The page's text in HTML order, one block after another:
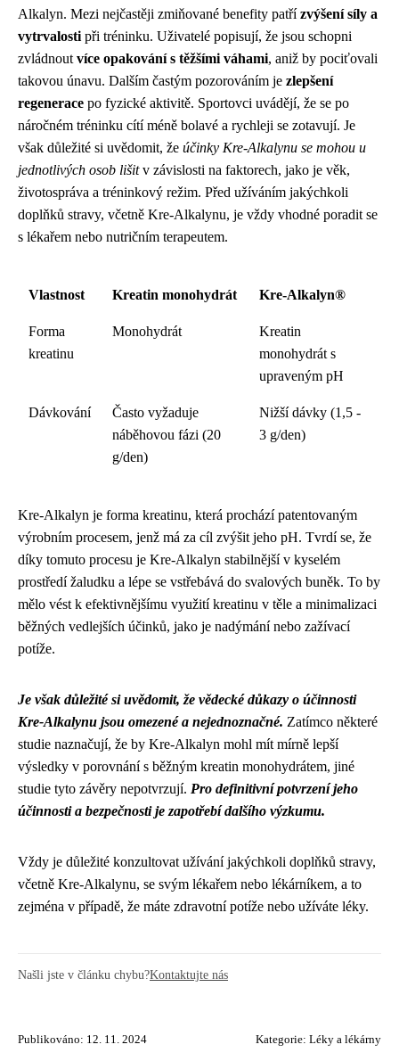
Alkalyn. Mezi nejčastěji zmiňované benefity patřízvýšení síly a
vytrvalosti při tréninku. Uživatelé popisují, že jsou schopni
zvládnout více opakování s těžšími váhami, aniž by pociťovali
takovou únavu. Dalším častým pozorováním je zlepšení
regenerace po fyzické aktivitě. Sportovci uvádějí, že se po
náročném tréninku cítí méně bolavé a rychleji se zotavují. Je
však důležité si uvědomit, že účinky Kre-Alkalynu se mohou u
jednotlivých osob lišitv závislosti na faktorech, jako je věk,
životospráva a tréninkový režim. Před užíváním jakýchkoli
doplňků stravy, včetně Kre-Alkalynu, je vždy vhodné poradit se
s lékařem nebo nutričním terapeutem.
Vlastnost Kreatin monohydrát Kre-Alkalyn®
Forma
kreatinu
Monohydrát
Kreatin
monohydrát s
upraveným pH
Dávkování
Často vyžaduje
náběhovou fázi (20
g/den)
Nižší dávky (1,5 -
3 g/den)
Kre-Alkalyn je forma kreatinu, která prochází patentovaným
výrobním procesem, jenž má za cíl zvýšit jeho pH. Tvrdí se, že
díky tomuto procesu je Kre-Alkalyn stabilnější v kyselém
prostředí žaludku a lépe se vstřebává do svalových buněk. To by
mělo vést k efektivnějšímu využití kreatinu v těle a minimalizaci
běžných vedlejších účinků, jako je nadýmání nebo zažívací
potíže.
Je však důležité si uvědomit, že vědecké důkazy o účinnosti
Kre-Alkalynu jsou omezené a nejednoznačné. Zatímco některé
studie naznačují, že by Kre-Alkalyn mohl mít mírně lepší
výsledky v porovnání s běžným kreatin monohydrátem, jiné
studie tyto závěry nepotvrzují. Pro definitivní potvrzení jeho
účinnosti a bezpečnosti je zapotřebí dalšího výzkumu.
Vždy je důležité konzultovat užívání jakýchkoli doplňků stravy,
včetně Kre-Alkalynu, se svým lékařem nebo lékárníkem, a to
zejména v případě, že máte zdravotní potíže nebo užíváte léky.
Našli jste v článku chybu?Kontaktujte nás
Publikováno: 12. 11. 2024 Kategorie: Léky a lékárny